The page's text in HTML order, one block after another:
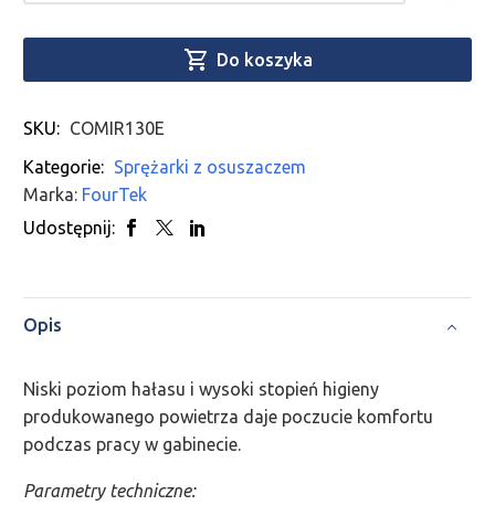
 Do koszyka
SKU: COMIR130E
Kategorie: Sprężarki z osuszaczem
Marka: FourTek
Udostępnij:
Opis
Niski poziom hałasu i wysoki stopień higieny
produkowanego powietrza daje poczucie komfortu
podczas pracy w gabinecie.
Parametry techniczne: